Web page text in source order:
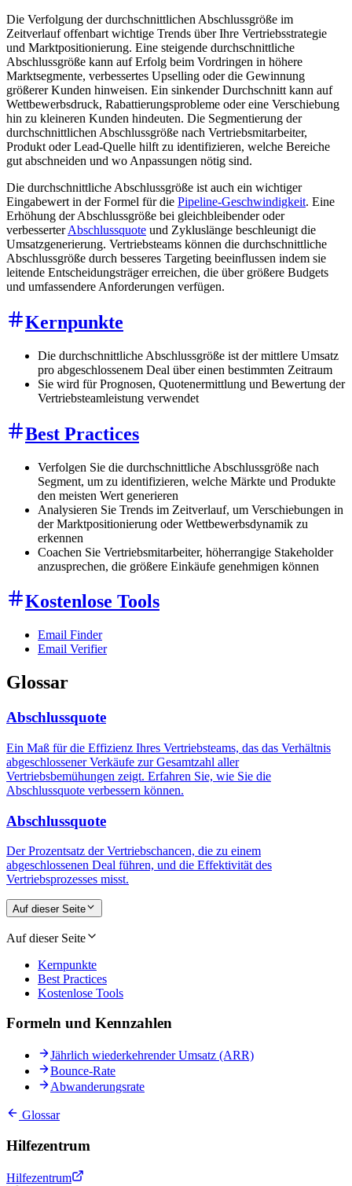
Die Verfolgung der durchschnittlichen Abschlussgröße im
Zeitverlauf offenbart wichtige Trends über Ihre Vertriebsstrategie
und Marktpositionierung. Eine steigende durchschnittliche
Abschlussgröße kann auf Erfolg beim Vordringen in höhere
Marktsegmente, verbessertes Upselling oder die Gewinnung
größerer Kunden hinweisen. Ein sinkender Durchschnitt kann auf
Wettbewerbsdruck, Rabattierungsprobleme oder eine Verschiebung
hin zu kleineren Kunden hindeuten. Die Segmentierung der
durchschnittlichen Abschlussgröße nach Vertriebsmitarbeiter,
Produkt oder Lead-Quelle hilft zu identifizieren, welche Bereiche
gut abschneiden und wo Anpassungen nötig sind.
Die durchschnittliche Abschlussgröße ist auch ein wichtiger
Eingabewert in der Formel für die Pipeline-Geschwindigkeit. Eine
Erhöhung der Abschlussgröße bei gleichbleibender oder
verbesserterAbschlussquote und Zykluslänge beschleunigt die
Umsatzgenerierung. Vertriebsteams können die durchschnittliche
Abschlussgröße durch besseres Targeting beeinflussen indem sie
leitende Entscheidungsträger erreichen, die über größere Budgets
und umfassendere Anforderungen verfügen.
Kernpunkte
Die durchschnittliche Abschlussgröße ist der mittlere Umsatz
pro abgeschlossenem Deal über einen bestimmten Zeitraum
Sie wird für Prognosen, Quotenermittlung und Bewertung der
Vertriebsteamleistung verwendet
Best Practices
Verfolgen Sie die durchschnittliche Abschlussgröße nach
Segment, um zu identifizieren, welche Märkte und Produkte
den meisten Wert generieren
Analysieren Sie Trends im Zeitverlauf, um Verschiebungen in
der Marktpositionierung oder Wettbewerbsdynamik zu
erkennen
Coachen Sie Vertriebsmitarbeiter, höherrangige Stakeholder
anzusprechen, die größere Einkäufe genehmigen können
Kostenlose Tools
Email Finder
Email Verifier
Glossar
Abschlussquote
Ein Maß für die Effizienz Ihres Vertriebsteams, das das Verhältnis
abgeschlossener Verkäufe zur Gesamtzahl aller
Vertriebsbemühungen zeigt. Erfahren Sie, wie Sie die
Abschlussquote verbessern können.
Abschlussquote
Der Prozentsatz der Vertriebschancen, die zu einem
abgeschlossenen Deal führen, und die Effektivität des
Vertriebsprozesses misst.
Auf dieser Seite
Auf dieser Seite
Kernpunkte
Best Practices
Kostenlose Tools
Formeln und Kennzahlen
Jährlich wiederkehrender Umsatz (ARR)
Bounce-Rate
Abwanderungsrate
Glossar
Hilfezentrum
Hilfezentrum